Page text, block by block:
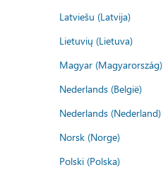
Latviešu (Latvija)
Lietuvių (Lietuva)
Magyar (Magyarország)
Nederlands (België)
Nederlands (Nederland)
Norsk (Norge)
Polski (Polska)